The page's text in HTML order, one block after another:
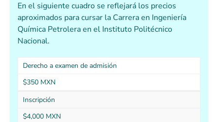
En el siguiente cuadro se reflejará los precios
aproximados para cursar la Carrera en Ingeniería
Química Petrolera en el Instituto Politécnico
Nacional.
Derecho a examen de admisión
$350 MXN
Inscripción
$4,000 MXN